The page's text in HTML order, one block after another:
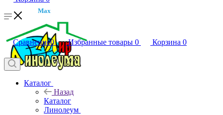
Max
Сравнение0 Избранные товары 0 Корзина 0
Каталог
Назад
Каталог
Линолеум